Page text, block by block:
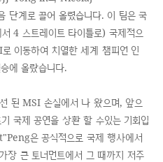
계로 끌어 올렸습니다. 이 팀은 국
4 스트레이트 타이틀로) 국제적으
이동하여 치열한 세계 챔피언 인
에 올랐습니다.
된 MSI 손실에서 나 왔으며, 앞으
국제 공연을 상환 할 수있는 기회입
은 공식적으로 국제 행사에서
장 큰 토너먼트에서 그 때까지 저주